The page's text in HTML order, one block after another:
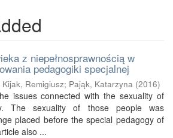
z niepełnosprawnością w
pedagogiki specjalnej
Kijak, Remigiusz; Pająk, Katarzyna (2016)
issues connected with the sexuality of
The sexuality of those people was
placed before the special pedagogy of
also ...